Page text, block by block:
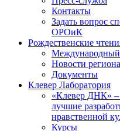
Контакты
Задать вопрос
ОРОиК
Рождественские
Международный
Новости
Документы
Клевер Лаборатория
«Клевер ДНК» –
лучшие
нравственной
Курсы